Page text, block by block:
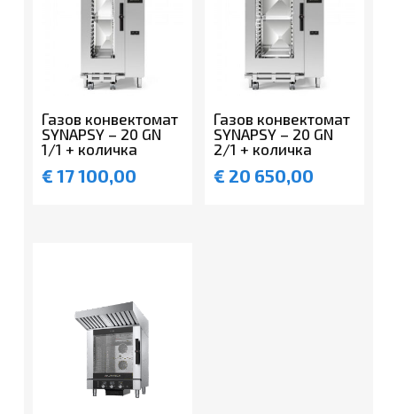
Газов конвектомат
SYNAPSY – 20 GN
1/1 + количка
€ 17 100,00
Газов конвектомат
SYNAPSY – 20 GN
2/1 + количка
€ 20 650,00